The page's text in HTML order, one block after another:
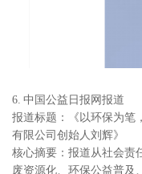
6. 中国公益日报网报道
报道标题：《以环保为
有限公司创始人刘辉》
核心摘要：报道从社会责
废资源化、环保公益普及